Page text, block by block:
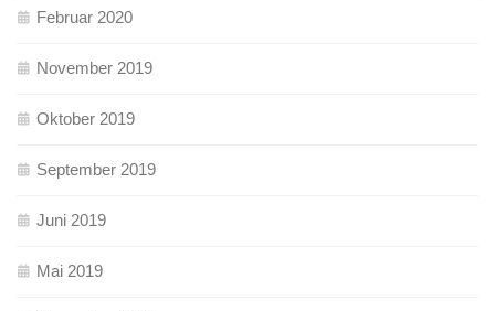
Februar 2020
November 2019
Oktober 2019
September 2019
Juni 2019
Mai 2019